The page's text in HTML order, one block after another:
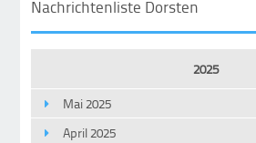
Nachrichtenliste Dorsten
2025
Mai 2025
April 2025